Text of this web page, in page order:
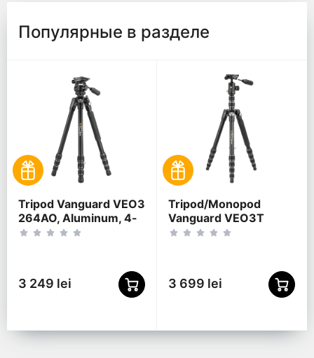
Популярные в разделе
Tripod Vanguard VEO3
264AO, Aluminum, 4-
section, VEO PH-28 2-
3 249 lei
Tripod/Monopod
Vanguard VEO3T
265HABP, Aluminum,
3 699 lei